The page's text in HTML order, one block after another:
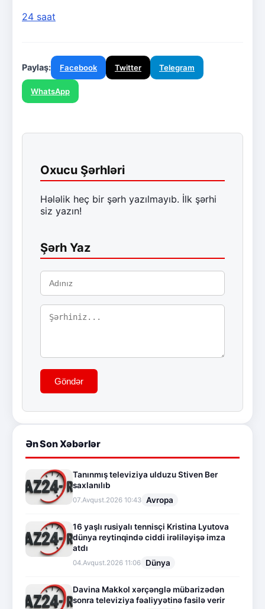
24 saat
Paylaş: Facebook Twitter Telegram
WhatsApp
Oxucu Şərhləri
Hələlik heç bir şərh yazılmayıb. İlk şərhi
siz yazın!
Şərh Yaz
Göndər
Ən Son Xəbərlər
Tanınmış televiziya ulduzu Stiven Ber
saxlanılıb
07.Avqust.2026 10:43 Avropa
16 yaşlı rusiyalı tennisçi Kristina Lyutova
dünya reytinqində ciddi irəliləyişə imza
atdı
04.Avqust.2026 11:06 Dünya
Davina Makkol xərçənglə mübarizədən
sonra televiziya fəaliyyətinə fasilə verir